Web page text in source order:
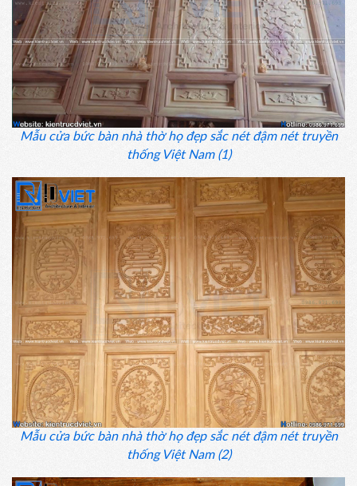
Mẫu cửa bức bàn nhà thờ họ đẹp sắc nét đậm nét truyền
thống Việt Nam (1)
Mẫu cửa bức bàn nhà thờ họ đẹp sắc nét đậm nét truyền
thống Việt Nam (2)